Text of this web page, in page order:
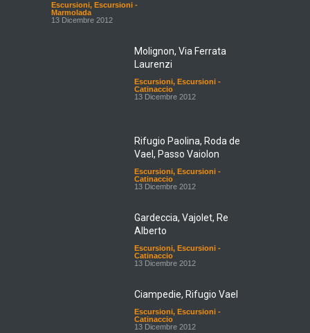
Escursioni, Escursioni -
Marmolada
13 Dicembre 2012
Molignon, Via Ferrata
Laurenzi
Escursioni, Escursioni -
Catinaccio
13 Dicembre 2012
Rifugio Paolina, Roda de
Vael, Passo Vaiolon
Escursioni, Escursioni -
Catinaccio
13 Dicembre 2012
Gardeccia, Vajolet, Re
Alberto
Escursioni, Escursioni -
Catinaccio
13 Dicembre 2012
Ciampedie, Rifugio Vael
Escursioni, Escursioni -
Catinaccio
13 Dicembre 2012